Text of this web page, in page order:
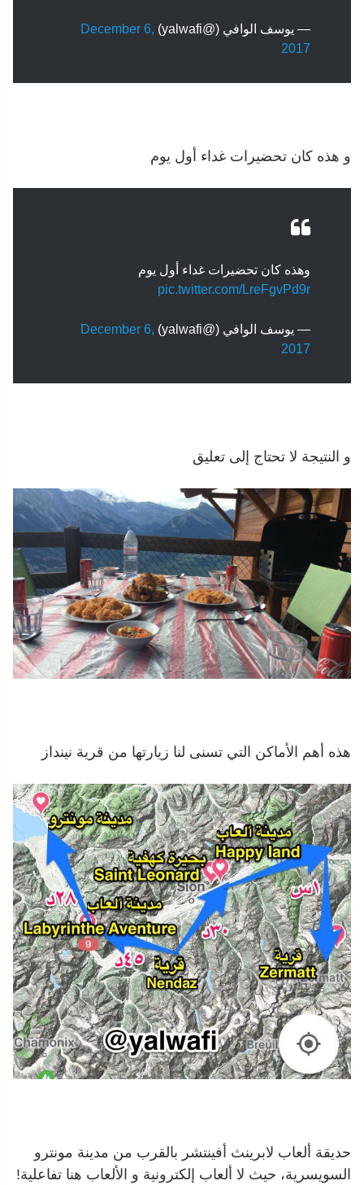
— يوسف الوافي (@yalwafi)
December 6,
2017
و هذه كان تحضيرات غداء أول يوم
وهذه كان تحضيرات غداء أول يوم
pic.twitter.com/LreFgvPd9r
— يوسف الوافي (@yalwafi)
December 6,
2017
و النتيجة لا تحتاج إلى تعليق
هذه أهم الأماكن التي تسنى لنا زيارتها من قرية نينداز
حديقة ألعاب لابرينث أفينتشر بالقرب من مدينة مونترو
السويسرية، حيث لا ألعاب إلكترونية و الألعاب هنا تفاعلية!